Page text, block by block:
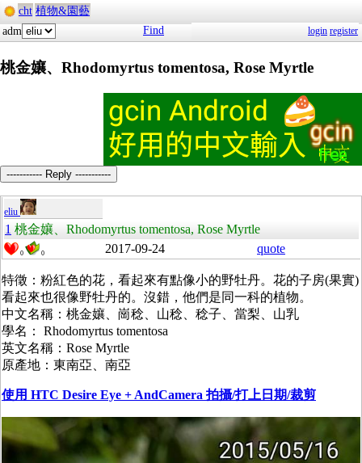
cht 植物&園藝
adm
Find login register
桃金孃、Rhodomyrtus tomentosa, Rose Myrtle
----------- Reply -----------
eliu
1 桃金孃、Rhodomyrtus tomentosa, Rose Myrtle
0 0 2017-09-24 quote
特徵：粉紅色的花，看起來有點像小的野牡丹。花的子房(果實)
看起來也很像野牡丹的。沒錯，他們是同一科的植物。
中文名稱：桃金孃、崗稔、山稔、稔子、當梨、山乳
學名： Rhodomyrtus tomentosa
英文名稱：Rose Myrtle
原產地：東南亞、南亞
使用 HTC Desire Eye + AndCamera 拍攝/打上日期/裁剪